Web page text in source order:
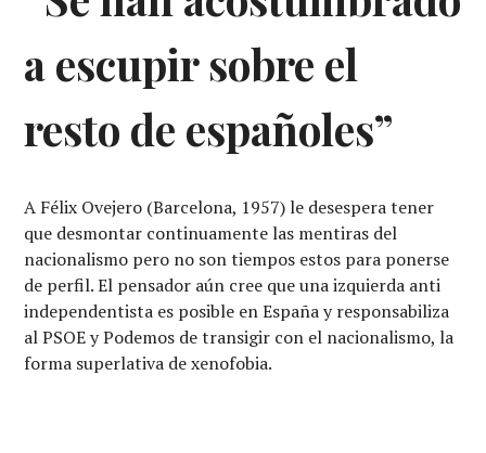
a escupir sobre el
resto de españoles”
A Félix Ovejero (Barcelona, 1957) le desespera tener
que desmontar continuamente las mentiras del
nacionalismo pero no son tiempos estos para ponerse
de perfil. El pensador aún cree que una izquierda anti
independentista es posible en España y responsabiliza
al PSOE y Podemos de transigir con el nacionalismo, la
forma superlativa de xenofobia.